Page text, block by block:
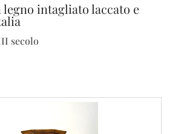
legno intagliato laccato e
secolo